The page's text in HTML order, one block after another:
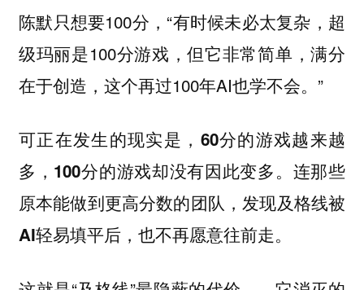
陈默只想要100分，“有时候未必太复杂，超
级玛丽是100分游戏，但它非常简单，满分
在于创造，这个再过100年AI也学不会。”
可正在发生的现实是，60分的游戏越来越
多，100分的游戏却没有因此变多。连那些
原本能做到更高分数的团队，发现及格线被
AI轻易填平后，也不再愿意往前走。